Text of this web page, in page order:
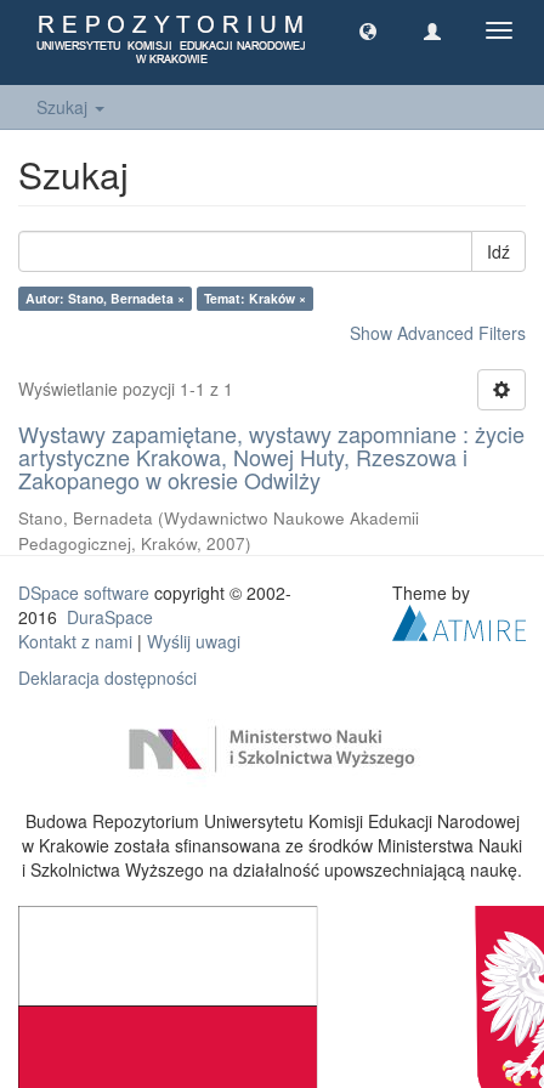
Szukaj
Szukaj
Idź
Autor: Stano, Bernadeta × Temat: Kraków ×
Show Advanced Filters
Wyświetlanie pozycji 1-1 z 1
Wystawy zapamiętane, wystawy zapomniane : życie
artystyczne Krakowa, Nowej Huty, Rzeszowa i
Zakopanego w okresie Odwilży
Stano, Bernadeta (Wydawnictwo Naukowe Akademii
Pedagogicznej, Kraków, 2007)
DSpace software copyright © 2002-
2016 DuraSpace
Kontakt z nami | Wyślij uwagi
Deklaracja dostępności
Theme by
Budowa Repozytorium Uniwersytetu Komisji Edukacji Narodowej
w Krakowie została sfinansowana ze środków Ministerstwa Nauki
i Szkolnictwa Wyższego na działalność upowszechniającą naukę.